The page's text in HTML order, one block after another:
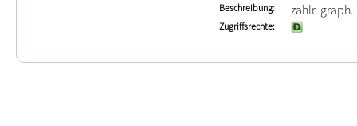
Beschreibung zahlr. graph.
Zugriffsrechte